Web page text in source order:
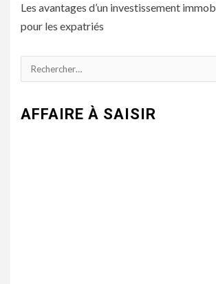
Les avantages d’un investissement
pour les expatriés
Rechercher :
AFFAIRE À SAISIR